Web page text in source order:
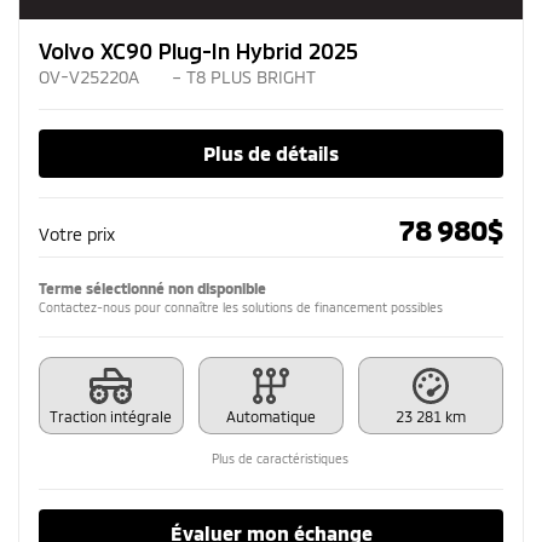
Volvo XC90 Plug-In Hybrid 2025
OV-V25220A – T8 PLUS BRIGHT
Plus de détails
Votre prix 78 980$
Terme sélectionné non disponible
Contactez-nous pour connaître les solutions de financement possibles
Traction intégrale Automatique 23 281 km
Plus de caractéristiques
Évaluer mon échange